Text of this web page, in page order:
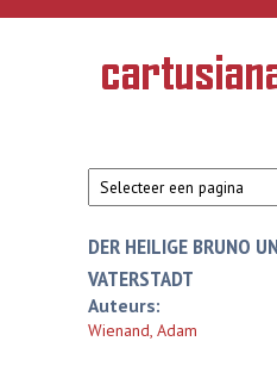
Overslaan en naar de inhoud gaan
Geschiedenis
van de
DER HEILIGE BRUNO
VATERSTADT
Auteurs:
Wienand, Adam